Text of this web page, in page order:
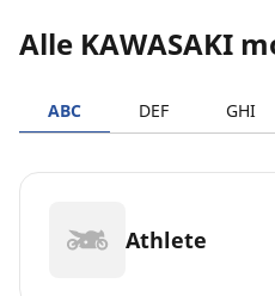
Alle KAWASAKI
ABC DEF GHI
Athlete